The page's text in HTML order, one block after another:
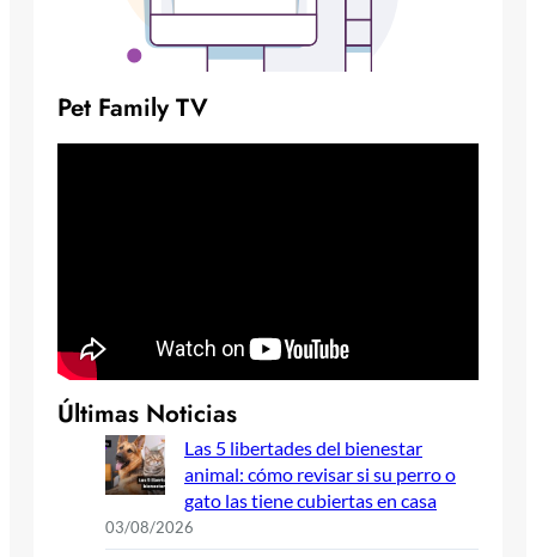
Pet Family TV
Últimas Noticias
Las 5 libertades del bienestar
animal: cómo revisar si su perro o
gato las tiene cubiertas en casa
03/08/2026